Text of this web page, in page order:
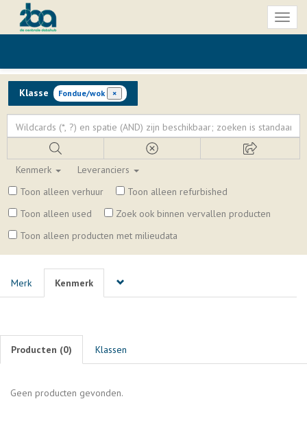
Klasse Fondue/wok ×
Kenmerk
Leveranciers
Toon alleen verhuur
Toon alleen refurbished
Toon alleen used
Zoek ook binnen vervallen producten
Toon alleen producten met milieudata
Merk Kenmerk
Producten (0) Klassen
Geen producten gevonden.